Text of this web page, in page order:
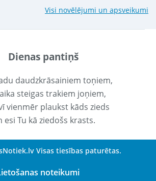
Visi novēlējumi un apsveikumi
Dienas pantiņš
daudzkrāsainiem toņiem,
steigas trakiem joņiem,
vienmēr plaukst kāds zieds
esi Tu kā ziedošs krasts.
Visas tiesības paturētas.
noteikumi